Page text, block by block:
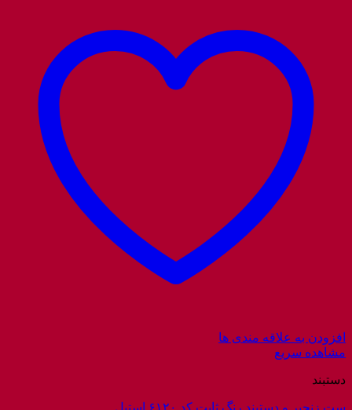
افزودن به علاقه مندی ها
مشاهده سریع
دستبند
ست زنجیر و دستبند رنگ ثابت کد ۶۱۲۰ استیل